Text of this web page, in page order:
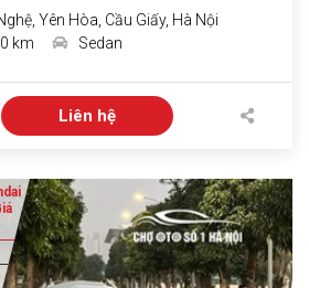
Yên Hòa, Cầu Giấy, Hà Nội
km Sedan
Liên hệ